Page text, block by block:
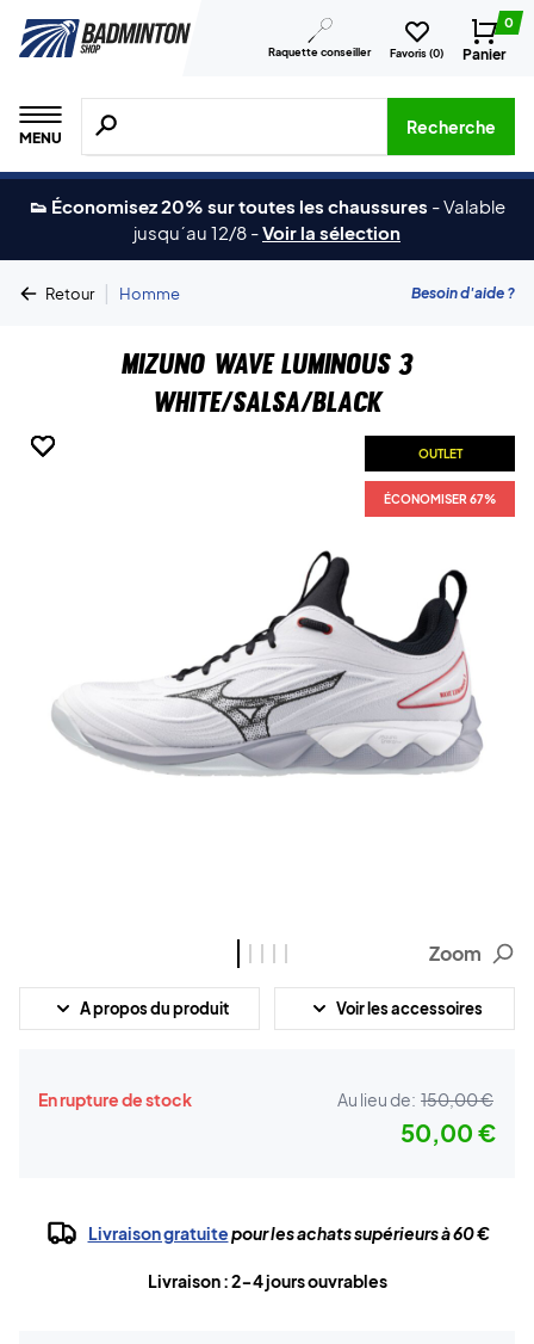
Raquette conseiller Favoris (0)
0
Panier
MENU
Recherche de produits, de marques, etc.
Recherche
👟 Économisez 20% sur toutes les chaussures -Valable
jusqu´au 12/8 -Voir la sélection
Retour | Homme Besoin d'aide ?
Mizuno Wave Luminous 3
White/Salsa/Black
OUTLET
ÉCONOMISER 67%
OUTLET
ÉCONOMISER 67%
OUTLET
ÉCONOMISER 67%
OUTLET
ÉCONOMISER 67%
OUTLET
ÉCONOMISER 67%
Zoom
A propos du produit Voir les accessoires
En rupture de stock Au lieu de: 150,00 €
50,00 €
Livraison gratuitepour les achats supérieurs à 60 €
Livraison : 2-4 jours ouvrables